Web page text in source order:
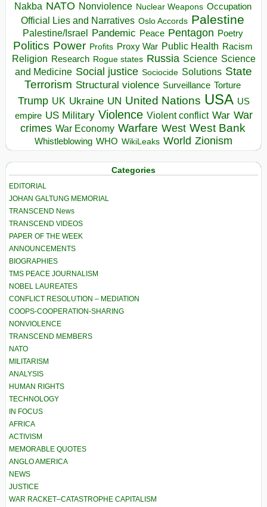
Nakba NATO Nonviolence Nuclear Weapons Occupation
Official Lies and Narratives Oslo Accords Palestine
Palestine/Israel Pandemic Peace Pentagon Poetry
Politics Power Profits Proxy War Public Health Racism
Religion Research Rogue states Russia Science Science
and Medicine Social justice Sociocide Solutions State
Terrorism Structural violence Surveillance Torture
Trump UK Ukraine UN United Nations USA US
empire US Military Violence Violent conflict War War
crimes War Economy Warfare West West Bank
Whistleblowing WHO WikiLeaks World Zionism
Categories
EDITORIAL
JOHAN GALTUNG MEMORIAL
TRANSCEND News
TRANSCEND VIDEOS
PAPER OF THE WEEK
ANNOUNCEMENTS
BIOGRAPHIES
TMS PEACE JOURNALISM
NOBEL LAUREATES
CONFLICT RESOLUTION – MEDIATION
COOPS-COOPERATION-SHARING
NONVIOLENCE
TRANSCEND MEMBERS
NATO
MILITARISM
ANALYSIS
HUMAN RIGHTS
TECHNOLOGY
IN FOCUS
AFRICA
ACTIVISM
MEMORABLE QUOTES
ANGLO AMERICA
NEWS
JUSTICE
WAR RACKET–CATASTROPHE CAPITALISM